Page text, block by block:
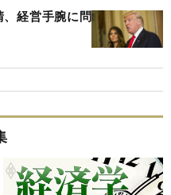
、経営手腕に問